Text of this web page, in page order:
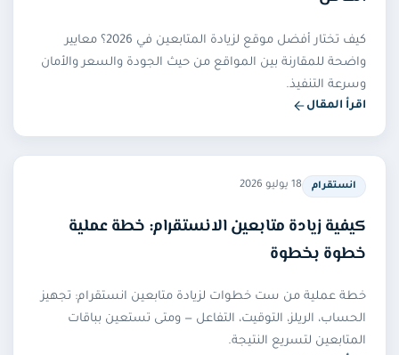
كيف تختار أفضل موقع لزيادة المتابعين في 2026؟ معايير
واضحة للمقارنة بين المواقع من حيث الجودة والسعر والأمان
وسرعة التنفيذ.
اقرأ المقال
— أفضل موقع رشق متابعين 2026 — دليل المقارنة الكامل
انستقرام 18 يوليو 2026
كيفية زيادة متابعين الانستقرام: خطة عملية
خطوة بخطوة
خطة عملية من ست خطوات لزيادة متابعين انستقرام: تجهيز
الحساب، الريلز، التوقيت، التفاعل — ومتى تستعين بباقات
المتابعين لتسريع النتيجة.